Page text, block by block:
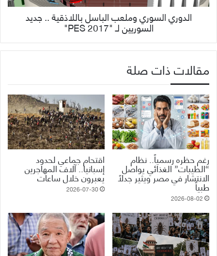
الدوري السوري وملعب الباسل باللاذقية .. جديد
السوريين لـ "PES 2017"
مقالات ذات صلة
رغم حظره رسمياً.. نظام
“الطيبات” الغذائي يواصل
الانتشار في مصر ويثير جدلاً
طبياً
2026-08-02
اقتحام جماعي لحدود
إسبانيا.. آلاف المهاجرين
يعبرون خلال ساعات
2026-07-30